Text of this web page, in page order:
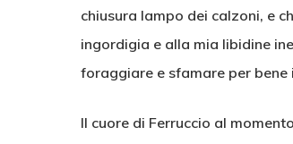
chiusura lampo dei calzoni, e
ingordigia e alla mia libidine
foraggiare e sfamare per bene
Il cuore di Ferruccio al